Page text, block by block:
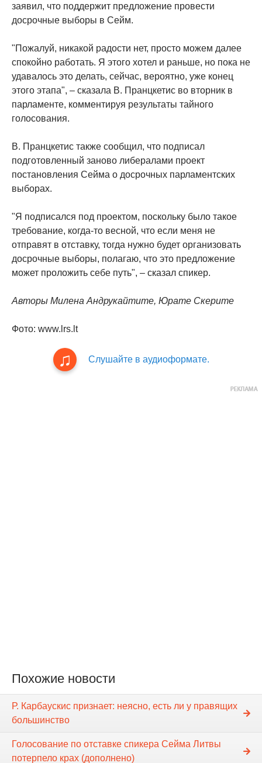
заявил, что поддержит предложение провести
досрочные выборы в Сейм.
"Пожалуй, никакой радости нет, просто можем далее
спокойно работать. Я этого хотел и раньше, но пока не
удавалось это делать, сейчас, вероятно, уже конец
этого этапа", – сказала В. Пранцкетис во вторник в
парламенте, комментируя результаты тайного
голосования.
В. Пранцкетис также сообщил, что подписал
подготовленный заново либералами проект
постановления Сейма о досрочных парламентских
выборах.
"Я подписался под проектом, поскольку было такое
требование, когда-то весной, что если меня не
отправят в отставку, тогда нужно будет организовать
досрочные выборы, полагаю, что это предложение
может проложить себе путь", – сказал спикер.
Авторы Милена Андрукайтите, Юрате Скерите
Фото: www.lrs.lt
Слушайте в аудиоформате.
Похожие новости
Р. Карбаускис признает: неясно, есть ли у правящих
большинство
Голосование по отставке спикера Cейма Литвы
потерпело крах (дополнено)